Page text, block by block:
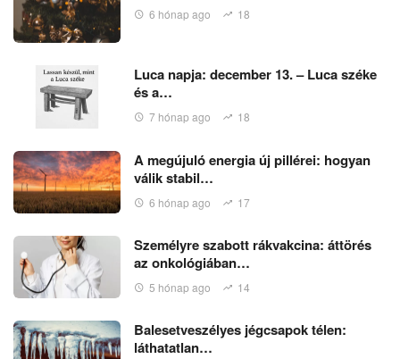
6 hónap ago 18
Luca napja: december 13. – Luca széke
és a…
7 hónap ago 18
A megújuló energia új pillérei: hogyan
válik stabil…
6 hónap ago 17
Személyre szabott rákvakcina: áttörés
az onkológiában…
5 hónap ago 14
Balesetveszélyes jégcsapok télen:
láthatatlan…